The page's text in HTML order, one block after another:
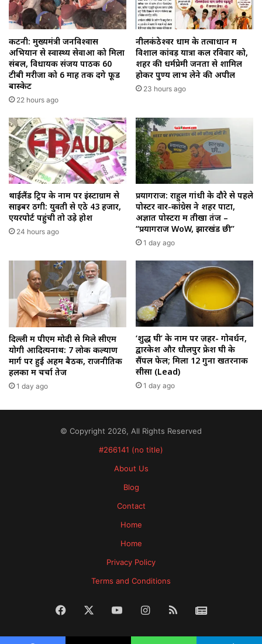
कटनी: मुख्यमंत्री जनविश्वास
अभियान से स्वास्थ्य सेवाओं को मिला
संबल, विधायक संजय पाठक 60
टीबी मरीजों को 6 माह तक देंगे फूड
बास्केट
22 hours ago
नीलकंठेश्वर धाम के तत्वाधान में
विशाल कांवड़ यात्रा कल रविवार को,
शहर की धर्मप्रेमी जनता से शामिल
होकर पुण्य लाभ लेने की अपील
23 hours ago
थाईलैंड ट्रिप के नाम पर इंस्टाग्राम से
साइबर ठगी: युवती से ऐंठे ₹43 हजार,
एयरपोर्ट पहुंची तो उड़े होश
24 hours ago
प्रयागराज: राहुल गांधी के दौरे से पहले
पोस्टर वार-कांग्रेस ने शहर पाटा,
अज्ञात पोस्टरों में तीखा तंज –
“प्रयागराज WoW, झारखंड छी”
1 day ago
दिल्ली में पीएम मोदी से मिले सीएम
योगी आदित्यनाथ: 7 लोक कल्याण
मार्ग पर हुई अहम बैठक, राजनीतिक
हलकों में चर्चा तेज
1 day ago
‘शुद्ध घी’ के नाम पर ज़हर- गोवर्धन,
द्वारकेश और धौलपुर फ्रेश घी के
सैंपल फेल; मिला 12 गुना खतरनाक
सीसा (Lead)
1 day ago
© Copyright 2026, All Rights Reserved
#266141 (no title)
About Us
Blog
Contact
Home
Home
Privacy Policy
Terms and Conditions
Facebook YouTubeInstagram
RSS News